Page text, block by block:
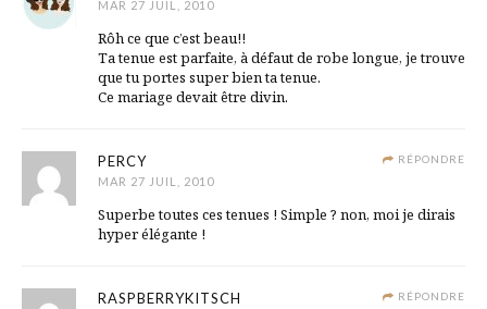
MAR 27 JUIL, 2010
Rôh ce que c’est beau!!
Ta tenue est parfaite, à défaut de robe longue, je trouve
que tu portes super bien ta tenue.
Ce mariage devait être divin.
RÉPONDRE
PERCY
MAR 27 JUIL, 2010
Superbe toutes ces tenues ! Simple ? non, moi je dirais
hyper élégante !
RÉPONDRE
RASPBERRYKITSCH